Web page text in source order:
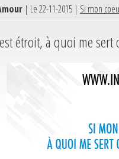
| Le 22-11-2015 | Si mon
étroit, à quoi me sert